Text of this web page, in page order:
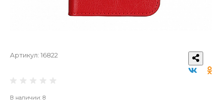
Артикул: 16822
В наличии: 8